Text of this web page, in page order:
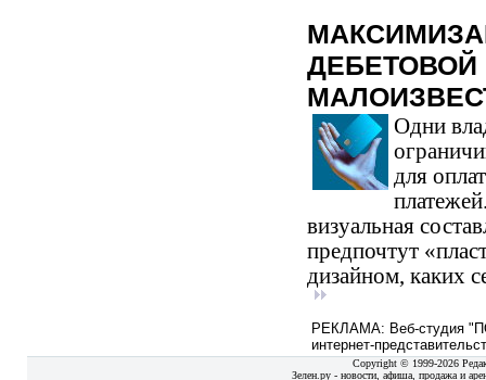
ДЕБЕТОВОЙ
Одни
для
визуальная
предпочтут
дизайном, каких
РЕКЛАМА: Веб-студия
интернет-
Copyright © 1999-2026
Зелен.ру - новости, афиша, продажа и